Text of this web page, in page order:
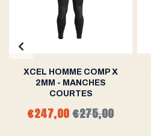
XCEL HOMME COMP X
2MM - MANCHES
COURTES
€247,00€275,00